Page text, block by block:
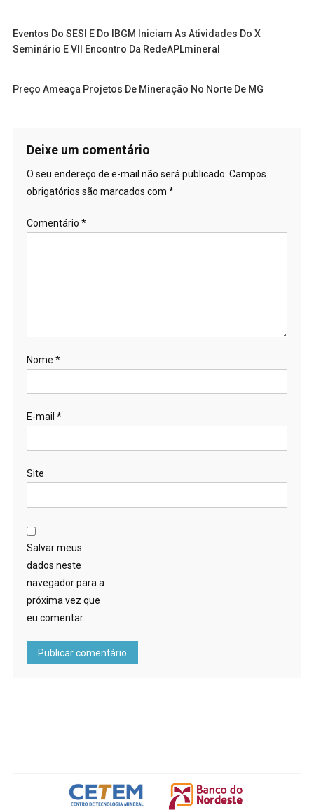
Eventos Do SESI E Do IBGM Iniciam As Atividades Do X
Seminário E VII Encontro Da RedeAPLmineral
Preço Ameaça Projetos De Mineração No Norte De MG
Deixe um comentário
O seu endereço de e-mail não será publicado. Campos
obrigatórios são marcados com *
Comentário *
Nome *
E-mail *
Site
Salvar meus
dados neste
navegador para a
próxima vez que
eu comentar.